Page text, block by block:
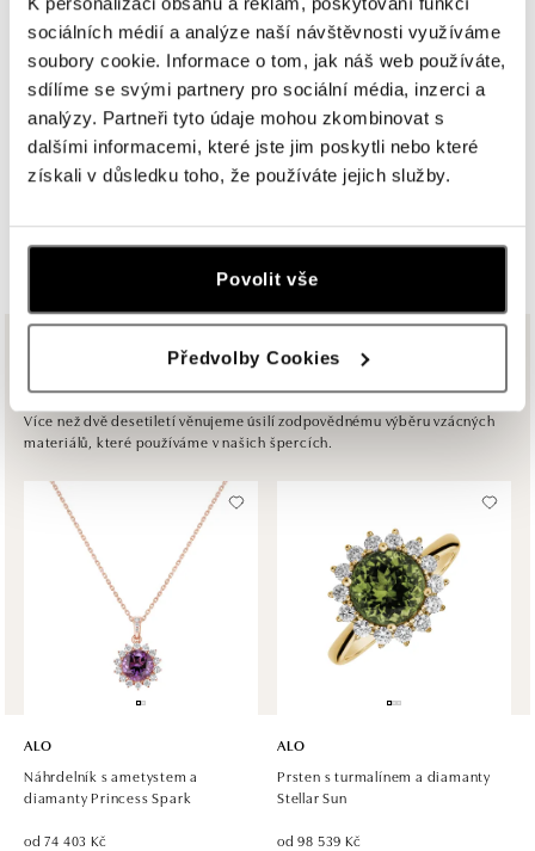
sociálních médií a analýze naší návštěvnosti využíváme
soubory cookie. Informace o tom, jak náš web používáte,
sdílíme se svými partnery pro sociální média, inzerci a
analýzy. Partneři tyto údaje mohou zkombinovat s
dalšími informacemi, které jste jim poskytli nebo které
získali v důsledku toho, že používáte jejich služby.
Povolit vše
Předvolby Cookies
U Dálnice 777, 664 42 Modřice
tel.: +420 733 397 316, +420 605 231 821
dnes otevřeno od 10:00
ALO diamonds OC Palladium, Praha 1
Náměstí Republiky 1, 110 00 Praha 1 - Nové Město
tel.: +420 736 501 900, +420 739 685 559
ALO diamonds Pařížská, Praha 1
tel.: +420 737 939 202
dnes otevřeno od 10:00
ALO diamonds Westfield Černý most, Praha 9
Chlumecká 765/6, 198 19 Praha 9
dnes otevřeno od 09:00
ALO diamonds, Westfield, Praha 4 - Chodov
Roztylská 2321/19, 148 00 Praha 4 - Chodov
tel.: +420 773 585 559, +420 730 802 800
dnes otevřeno od 09:00
ALO diamonds Hilton, Košice
dnes otevřeno od 09:00
Ze stejné kolekce
Více než dvě desetiletí věnujeme úsilí zodpovědnému výběru vzácných
materiálů, které používáme v našich špercích.
ALO
Náhrdelník s ametystem a
diamanty Princess Spark
od 74 403 Kč
ALO
Prsten s turmalínem a diamanty
Stellar Sun
od 98 539 Kč